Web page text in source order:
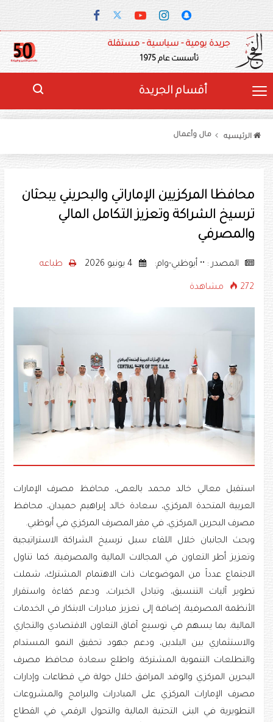
جريدة يومية - سياسية - مستقلة
تأسست عام 1975
أقسام الجريدة
الرئيسيه مال وأعمال
محافظا المركزيين الإماراتي والبحريني يبحثان
ترسيخ الشراكة وتعزيز التكامل المالي
والمصرفي
المصدر : •• أبوظبي-وام: طباعه
272 مشاهدة
استقبل معالي خالد محمد بالعمى، محافظ مصرف الإمارات
العربية المتحدة المركزي، سعادة خالد إبراهيم حميدان، محافظ
مصرف البحرين المركزي، في مقر المصرف المركزي في أبوظبي.
وبحث الجانبان خلال اللقاء سبل ترسيخ الشراكة الاستراتيجية
وتعزيز أطر التعاون في المجالات المالية والمصرفية، كما تناول
الاجتماع عدداً من الموضوعات ذات الاهتمام المشترك، شملت
تطوير آليات التنسيق، وتبادل الخبرات، ودعم كفاءة واستقرار
الأنظمة المصرفية، إضافة إلى تعزيز مبادرات الابتكار في الخدمات
المالية، بما يسهم في توسيع آفاق التعاون الاقتصادي والتجاري
والاستثماري بين البلدين، ودعم جهود تحقيق النمو المستدام
والتطلعات التنموية المشتركة. واطلع سعادة محافظ مصرف
البحرين المركزي والوفد المرافق خلال جولة في قطاعات وإدارات
مصرف الإمارات المركزي على المبادرات والبرامج والمشروعات
التطويرية في البنى التحتية المالية والتحول الرقمي في القطاع